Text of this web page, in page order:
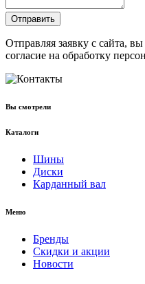
Отправить
Отправляя заявку с сайта,
согласие на обработку
Вы смотрели
Каталоги
Шины
Диски
Карданный вал
Меню
Бренды
Скидки и акции
Новости